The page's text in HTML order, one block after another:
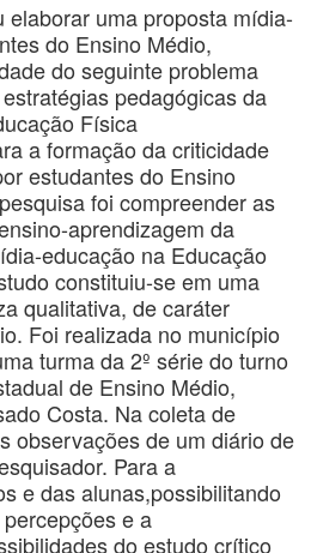
elaborar uma proposta mídia-
do Ensino Médio,
do seguinte problema
pedagógicas da
Física
a formação da criticidade
estudantes do Ensino
foi compreender as
aprendizagem da
educação na Educação
constituiu-se em uma
qualitativa, de caráter
Foi realizada no município
turma da 2º série do turno
de Ensino Médio,
Costa. Na coleta de
observações de um diário de
Para a
e das alunas,possibilitando
e a
do estudo crítico